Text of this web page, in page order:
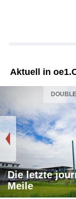
Aktuell in
Die letzte
Meile